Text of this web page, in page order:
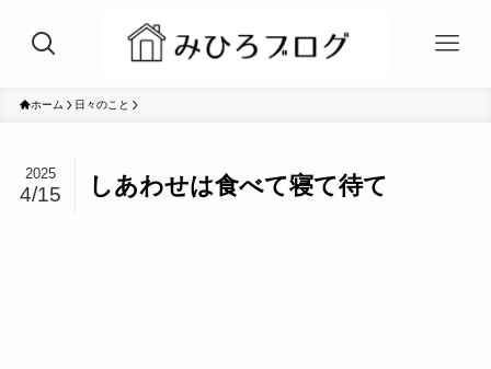
ホーム 日々のこと
しあわせは食べて寝て待て
2025
4/15